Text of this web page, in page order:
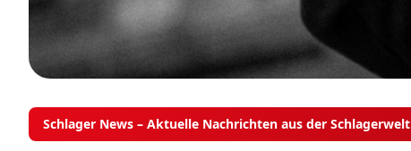
Schlager News – Aktuelle Nachrichten aus der Schlagerwelt